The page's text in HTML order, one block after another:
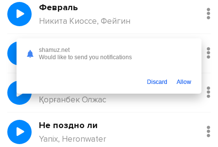
Февраль
Никита Киоссе, Фейгин
Без тебя
Йович
Қорғанбек Олжас
Не поздно ли
Yanix, Heronwater
shamuz.net
Would like to send you notifications
Discard Allow